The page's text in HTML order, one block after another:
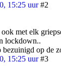
15:25 uur #2
met elk
lockdown..
op de
15:25 uur #3